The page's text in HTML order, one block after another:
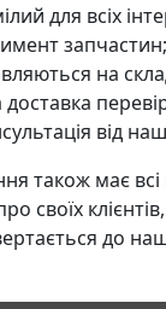
для всіх
запчастин;
на
від
також має всі
своїх
до